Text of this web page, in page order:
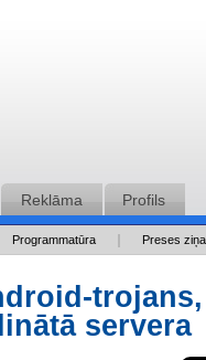
Reklāma Profils
Programmatūra Preses
trojans,
servera